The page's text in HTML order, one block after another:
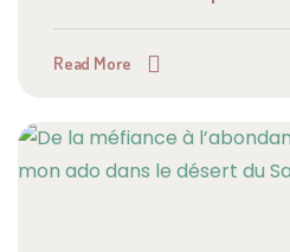
Read More